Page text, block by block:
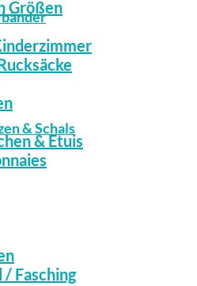
& Schals
Größen
& Etuis
/ Fasching